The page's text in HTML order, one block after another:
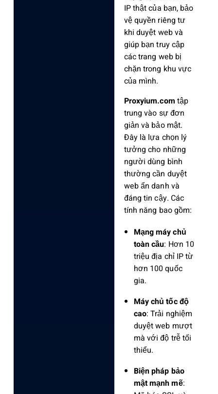
IP thật của bạn, bảo
vệ quyền riêng tư
khi duyệt web và
giúp bạn truy cập
các trang web bị
chặn trong khu vực
của mình.
Proxyium.com tập
trung vào sự đơn
giản và bảo mật.
Đây là lựa chọn lý
tưởng cho những
người dùng bình
thường cần duyệt
web ẩn danh và
đáng tin cậy. Các
tính năng bao gồm:
Mạng máy chủ
toàn cầu: Hơn 10
triệu địa chỉ IP từ
hơn 100 quốc
gia.
Máy chủ tốc độ
cao: Trải nghiệm
duyệt web mượt
mà với độ trễ tối
thiểu.
Biện pháp bảo
mật mạnh mẽ: